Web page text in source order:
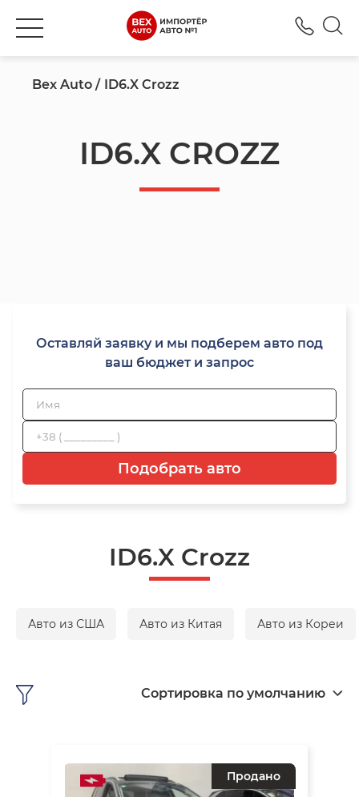
Bex Auto ID6.X Crozz
ID6.X CROZZ
Оставляй заявку и мы подберем авто под
ваш бюджет и запрос
Подобрать авто
ID6.X Crozz
Авто из США Авто из Китая Авто из Кореи
Сортировка по умолчанию
Продано